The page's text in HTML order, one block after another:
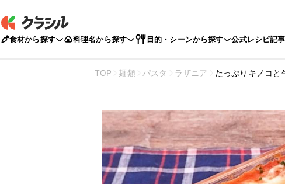
食材から探す 料理名から探す 目的・シーンから探す 公式レシピ記
TOP 麺類 パスタ ラザニア たっぷりキノコと